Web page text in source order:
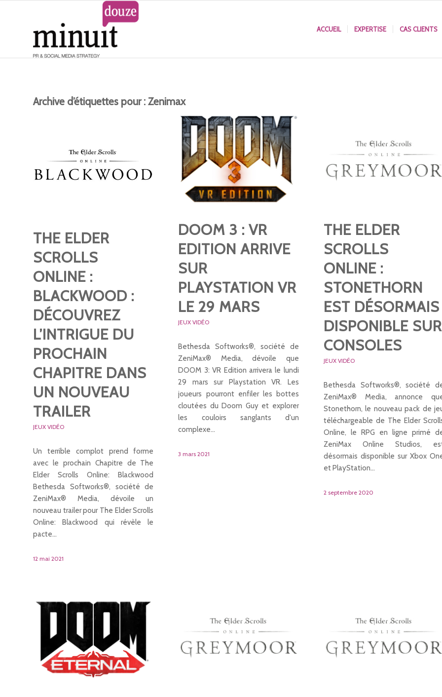
ACCUEIL EXPERTISE CAS CLIENTS
Archive d’étiquettes pour : Zenimax
THE ELDER
SCROLLS
ONLINE :
BLACKWOOD :
DÉCOUVREZ
L’INTRIGUE DU
PROCHAIN
CHAPITRE DANS
UN NOUVEAU
TRAILER
JEUX VIDÉO
Un terrible complot prend forme
avec le prochain Chapitre de The
Elder Scrolls Online: Blackwood
Bethesda Softworks®, société de
ZeniMax® Media, dévoile un
nouveau trailer pour The Elder Scrolls
Online: Blackwood qui révèle le
pacte…
12 mai 2021
DOOM 3 : VR
EDITION ARRIVE
SUR
PLAYSTATION VR
LE 29 MARS
JEUX VIDÉO
Bethesda Softworks®, société de
ZeniMax® Media, dévoile que
DOOM 3: VR Edition arrivera le lundi
29 mars sur Playstation VR. Les
joueurs pourront enfiler les bottes
cloutées du Doom Guy et explorer
les couloirs sanglants d'un
complexe…
3 mars 2021
THE ELDER
SCROLLS
ONLINE :
STONETHORN
EST DÉSORMAIS
DISPONIBLE SUR
CONSOLES
JEUX VIDÉO
Bethesda Softworks®, société
ZeniMax® Media, annonce
Stonethorn, le nouveau pack de
téléchargeable de The Elder
Online, le RPG en ligne primé
ZeniMax Online Studios,
désormais disponible sur Xbox
et PlayStation…
2 septembre 2020